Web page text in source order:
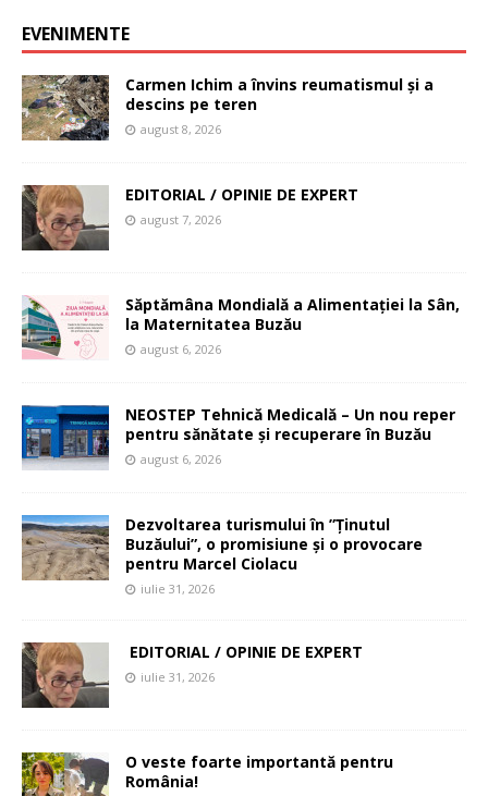
EVENIMENTE
Carmen Ichim a învins reumatismul și a
descins pe teren
august 8, 2026
EDITORIAL / OPINIE DE EXPERT
august 7, 2026
Săptămâna Mondială a Alimentației la Sân,
la Maternitatea Buzău
august 6, 2026
NEOSTEP Tehnică Medicală – Un nou reper
pentru sănătate și recuperare în Buzău
august 6, 2026
Dezvoltarea turismului în ”Ținutul
Buzăului”, o promisiune și o provocare
pentru Marcel Ciolacu
iulie 31, 2026
EDITORIAL / OPINIE DE EXPERT
iulie 31, 2026
O veste foarte importantă pentru
România!